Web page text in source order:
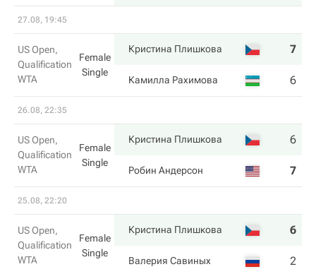
27.08, 19:45
US Open,
Qualification
WTA
Female
Single
Кристина Плишкова 7
Камилла Рахимова 6
26.08, 22:35
US Open,
Qualification
WTA
Female
Single
Кристина Плишкова 6
Робин Андерсон 7
25.08, 22:20
US Open,
Qualification
WTA
Female
Single
Кристина Плишкова 6
Валерия Савиных 2